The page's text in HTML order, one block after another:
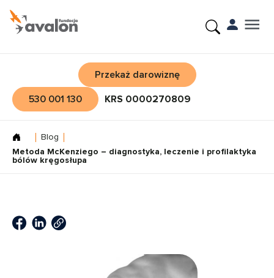
Przekaż darowiznę
530 001 130
KRS 0000270809
Blog
Metoda McKenziego – diagnostyka, leczenie i profilaktyka
bólów kręgosłupa